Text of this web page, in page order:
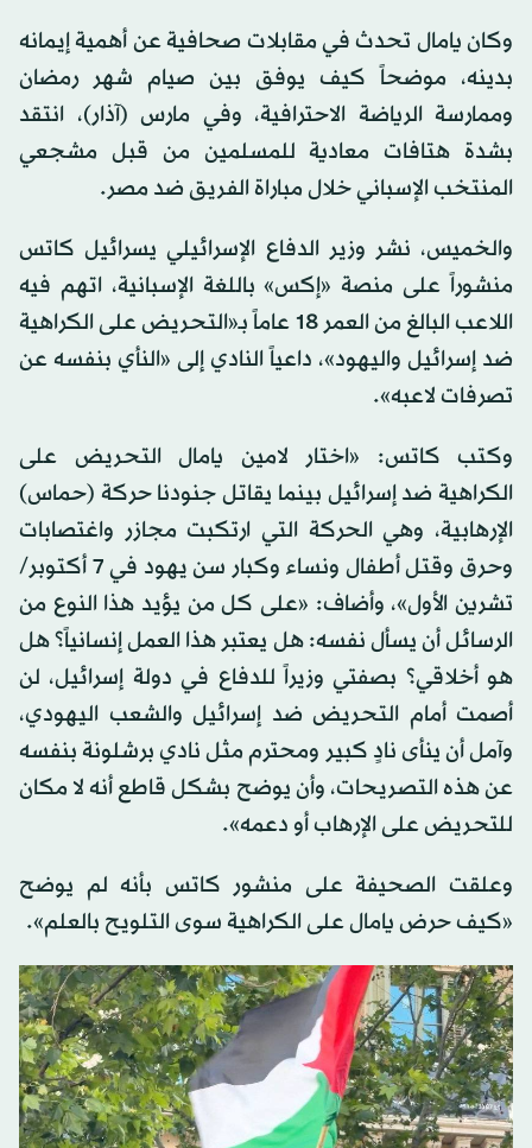
وكان يامال تحدث في مقابلات صحافية عن أهمية إيمانه
بدينه، موضحاً كيف يوفق بين صيام شهر رمضان
وممارسة الرياضة الاحترافية، وفي مارس (آذار)، انتقد
بشدة هتافات معادية للمسلمين من قبل مشجعي
المنتخب الإسباني خلال مباراة الفريق ضد مصر.
والخميس، نشر وزير الدفاع الإسرائيلي يسرائيل كاتس
منشوراً على منصة «إكس» باللغة الإسبانية، اتهم فيه
اللاعب البالغ من العمر 18 عاماً بـ«التحريض على الكراهية
ضد إسرائيل واليهود»، داعياً النادي إلى «النأي بنفسه عن
تصرفات لاعبه».
وكتب كاتس: «اختار لامين يامال التحريض على
الكراهية ضد إسرائيل بينما يقاتل جنودنا حركة (حماس)
الإرهابية، وهي الحركة التي ارتكبت مجازر واغتصابات
وحرق وقتل أطفال ونساء وكبار سن يهود في 7 أكتوبر/
تشرين الأول»، وأضاف: «على كل من يؤيد هذا النوع من
الرسائل أن يسأل نفسه: هل يعتبر هذا العمل إنسانياً؟ هل
هو أخلاقي؟ بصفتي وزيراً للدفاع في دولة إسرائيل، لن
أصمت أمام التحريض ضد إسرائيل والشعب اليهودي،
وآمل أن ينأى نادٍ كبير ومحترم مثل نادي برشلونة بنفسه
عن هذه التصريحات، وأن يوضح بشكل قاطع أنه لا مكان
للتحريض على الإرهاب أو دعمه».
وعلقت الصحيفة على منشور كاتس بأنه لم يوضح
«كيف حرض يامال على الكراهية سوى التلويح بالعلم».